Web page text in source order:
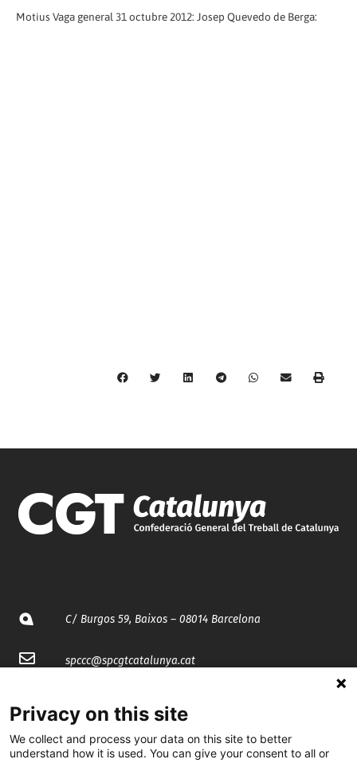
Motius Vaga general 31 octubre 2012: Josep Quevedo de Berga:
C/ Burgos 59, Baixos – 08014 Barcelona
spccc@spcgtcatalunya.cat
@CGTCatalunya
Privacy on this site
We collect and process your data on this site to better
understand how it is used. You can give your consent to all or